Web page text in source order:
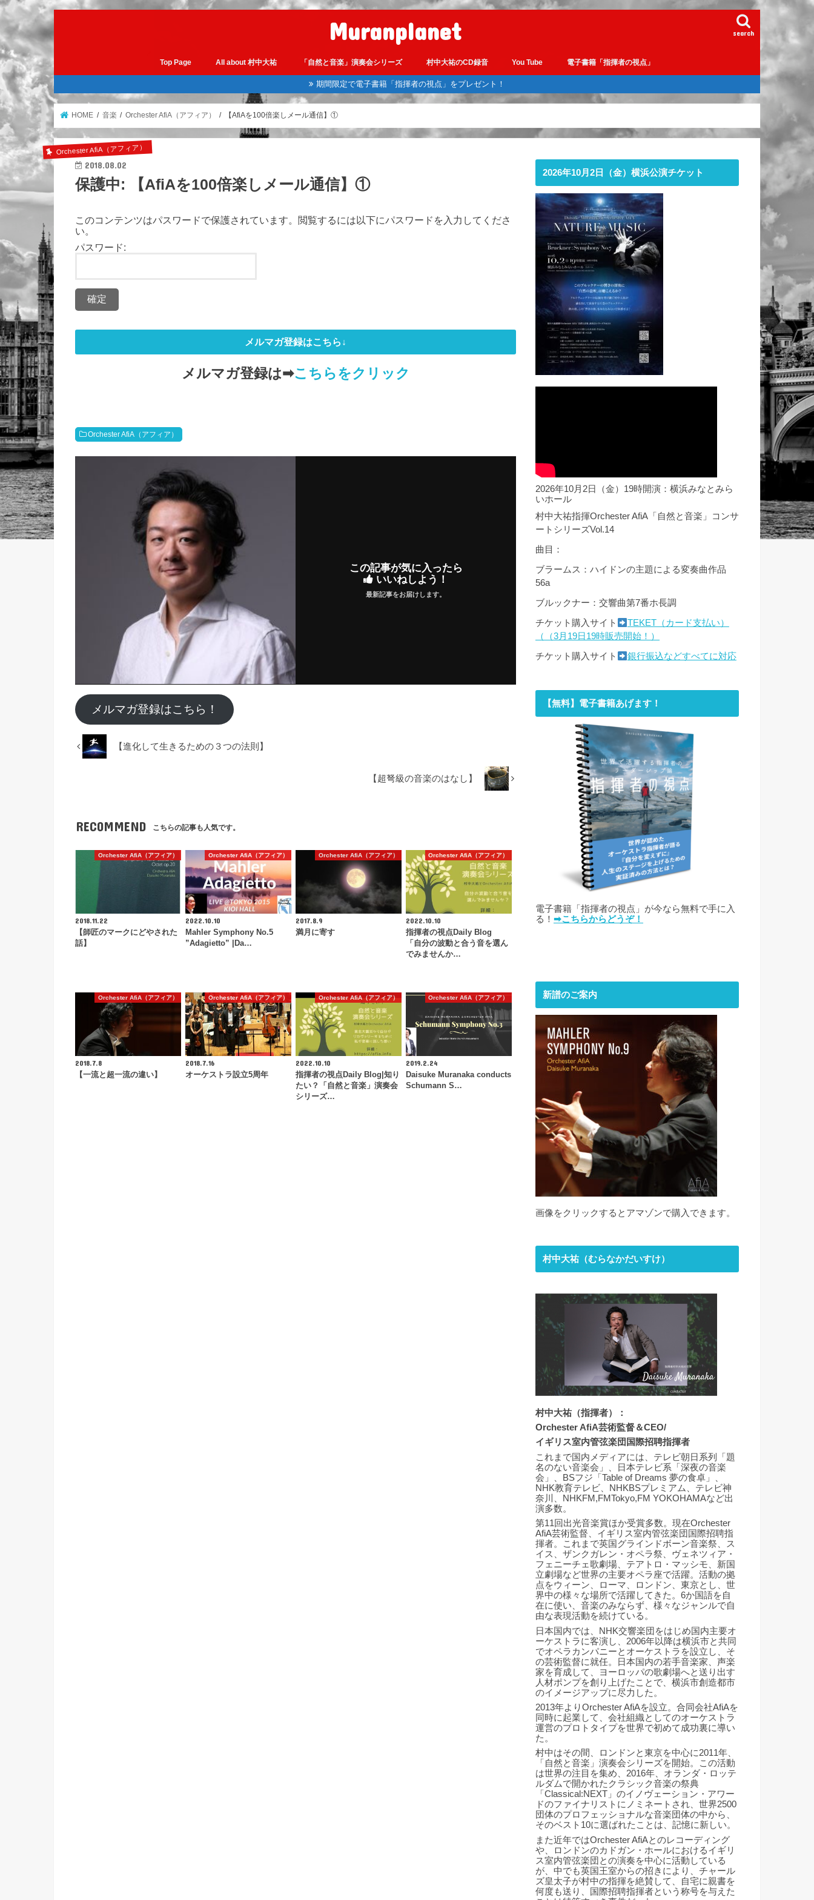
Muranplanet search
Top Page All about 村中大祐 「自然と音楽」演奏会シリーズ 村中大祐のCD録音 You Tube 電子書籍「指揮者の視点」
期間限定で電子書籍「指揮者の視点」をプレゼント！
HOME 音楽 Orchester AfiA（アフィア） 【AfiAを100倍楽しメール通信】①
Orchester AfiA（アフィア）
2018.08.02
保護中: 【AfiAを100倍楽しメール通信】①
このコンテンツはパスワードで保護されています。閲覧するには以下にパスワードを入力してくださ
い。
パスワード:
メルマガ登録はこちら↓
メルマガ登録は➡こちらをクリック
Orchester AfiA（アフィア）
この記事が気に入ったら
いいねしよう！
最新記事をお届けします。
メルマガ登録はこちら！
【進化して生きるための３つの法則】
【超弩級の音楽のはなし】
RECOMMEND こちらの記事も人気です。
Orchester AfiA（アフィア）
2018.11.22
【師匠のマークにどやされた
話】
Orchester AfiA（アフィア）
2022.10.10
Mahler Symphony No.5
”Adagietto” |Da…
Orchester AfiA（アフィア）
2017.8.9
満月に寄す
Orchester AfiA（アフィア）
2022.10.10
指揮者の視点Daily Blog
「自分の波動と合う音を選ん
でみませんか…
Orchester AfiA（アフィア）
2018.7.8
【一流と超一流の違い】
Orchester AfiA（アフィア）
2018.7.16
オーケストラ設立5周年
Orchester AfiA（アフィア）
2022.10.10
指揮者の視点Daily Blog|知り
たい？「自然と音楽」演奏会
シリーズ…
Orchester AfiA（アフィア）
2019.2.24
Daisuke Muranaka conducts
Schumann S…
2026年10月2日（金）横浜公演チケット
2026年10月2日（金）19時開演：横浜みなとみら
いホール
村中大祐指揮Orchester AfiA「自然と音楽」コンサ
ートシリーズVol.14
曲目：
ブラームス：ハイドンの主題による変奏曲作品
56a
ブルックナー：交響曲第7番ホ長調
チケット購入サイト
TEKET（カード支払い）
（（3月19日19時販売開始！）
チケット購入サイト 銀行振込などすべてに対応
【無料】電子書籍あげます！
電子書籍「指揮者の視点」が今なら無料で手に入
る！ ➡こちらからどうぞ！
新譜のご案内
画像をクリックするとアマゾンで購入できます。
村中大祐（むらなかだいすけ）
村中大祐（指揮者）：
Orchester AfiA芸術監督＆CEO/
イギリス室内管弦楽団国際招聘指揮者
これまで国内メディアには、テレビ朝日系列「題
名のない音楽会」、日本テレビ系「深夜の音楽
会」、BSフジ「Table of Dreams 夢の食卓」、
NHK教育テレビ、NHKBSプレミアム、テレビ神
奈川、NHKFM,FMTokyo,FM YOKOHAMAなど出
演多数。
第11回出光音楽賞ほか受賞多数。現在Orchester
AfiA芸術監督、イギリス室内管弦楽団国際招聘指
揮者。これまで英国グラインドボーン音楽祭、ス
イス、ザンクガレン・オペラ祭、ヴェネツィア・
フェニーチェ歌劇場、テアトロ・マッシモ、新国
立劇場など世界の主要オペラ座で活躍。活動の拠
点をウィーン、ローマ、ロンドン、東京とし、世
界中の様々な場所で活躍してきた。6か国語を自
在に使い、音楽のみならず、様々なジャンルで自
由な表現活動を続けている。
日本国内では、NHK交響楽団をはじめ国内主要オ
ーケストラに客演し、2006年以降は横浜市と共同
でオペラカンパニーとオーケストラを設立し、そ
の芸術監督に就任。日本国内の若手音楽家、声楽
家を育成して、ヨーロッパの歌劇場へと送り出す
人材ポンプを創り上げたことで、横浜市創造都市
のイメージアップに尽力した。
2013年よりOrchester AfiAを設立。合同会社AfiAを
同時に起業して、会社組織としてのオーケストラ
運営のプロトタイプを世界で初めて成功裏に導い
た。
村中はその間、ロンドンと東京を中心に2011年、
「自然と音楽」演奏会シリーズを開始。この活動
は世界の注目を集め、2016年、オランダ・ロッテ
ルダムで開かれたクラシック音楽の祭典
「Classical:NEXT」のイノヴェーション・アワー
ドのファイナリストにノミネートされ、世界2500
団体のプロフェッショナルな音楽団体の中から、
そのベスト10に選ばれたことは、記憶に新しい。
また近年ではOrchester AfiAとのレコーディング
や、ロンドンのカドガン・ホールにおけるイギリ
ス室内管弦楽団との演奏を中心に活動している
が、中でも英国王室からの招きにより、チャール
ズ皇太子が村中の指揮を絶賛して、自宅に親書を
何度も送り、国際招聘指揮者という称号を与えた